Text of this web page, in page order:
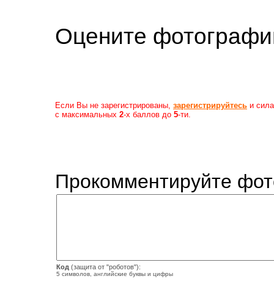
Оцените
Если Вы не зарегистрированы, зарегистрируйтесь и
с максимальных 2-х баллов до 5-ти.
Прокомментируйте
Код (защита от "роботов"):
5 символов, английские буквы и цифры